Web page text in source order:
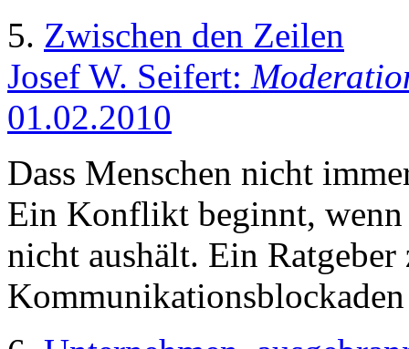
5. Zwischen den Zeilen
Josef W. Seifert:
01.02.2010
Dass Menschen nicht
Ein Konflikt beginnt, wenn
nicht aushält. Ein